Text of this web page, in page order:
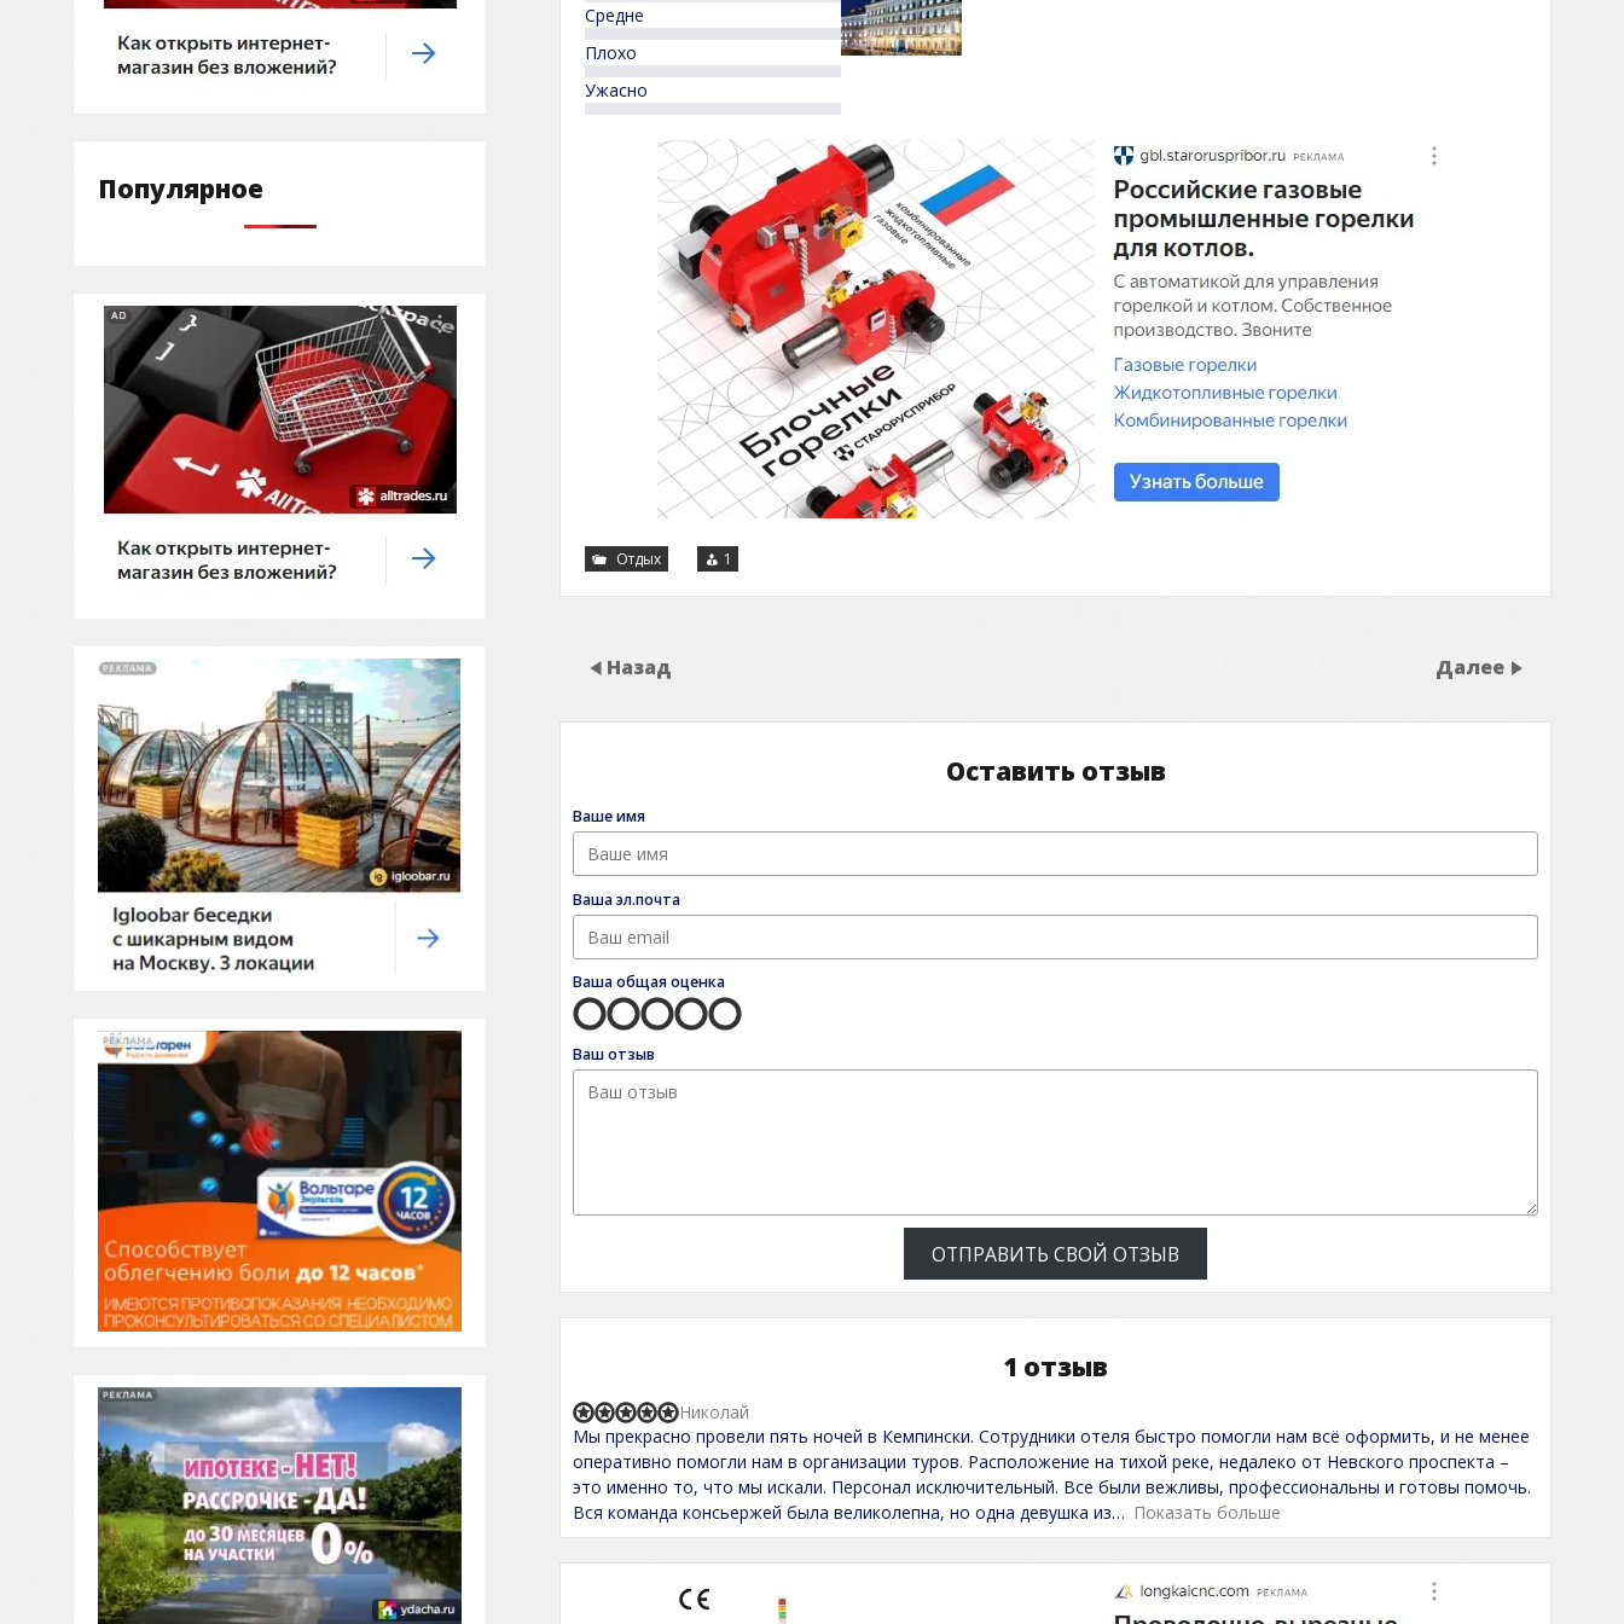
Средне
Плохо
Ужасно
Отдых 1
Назад Далее
Оставить отзыв
Ваше имя
Ваша эл.почта
Ваша общая оценка
Ваш отзыв
ОТПРАВИТЬ СВОЙ ОТЗЫВ
1 отзыв
R
a
t
d
5
,
Мы прекрасно провели пять ночей в Кемпински. Сотрудники отеля быстро помогли нам всё оформить, и не менее
оперативно помогли нам в организации туров. Расположение на тихой реке, недалеко от Невского проспекта –
это именно то, что мы искали. Персонал исключительный. Все были вежливы, профессиональны и готовы помочь.
Вся команда консьержей была великолепна, но одна девушка из
Показать больше
Николай
Популярное